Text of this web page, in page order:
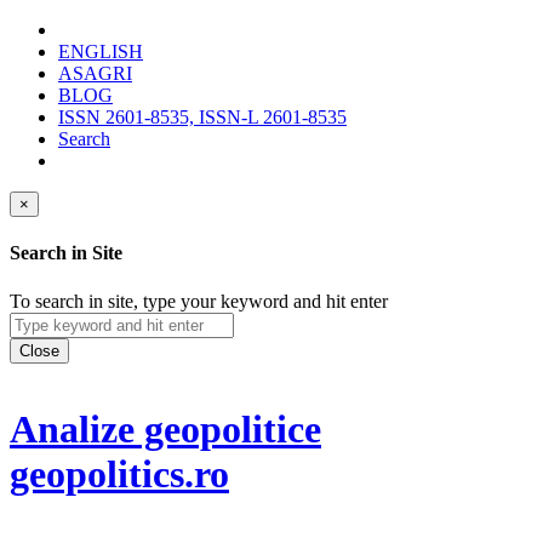
ENGLISH
ASAGRI
BLOG
ISSN 2601-8535, ISSN-L 2601-8535
Search
×
Search in Site
To search in site, type your keyword and hit enter
Close
Analize geopolitice
geopolitics.ro